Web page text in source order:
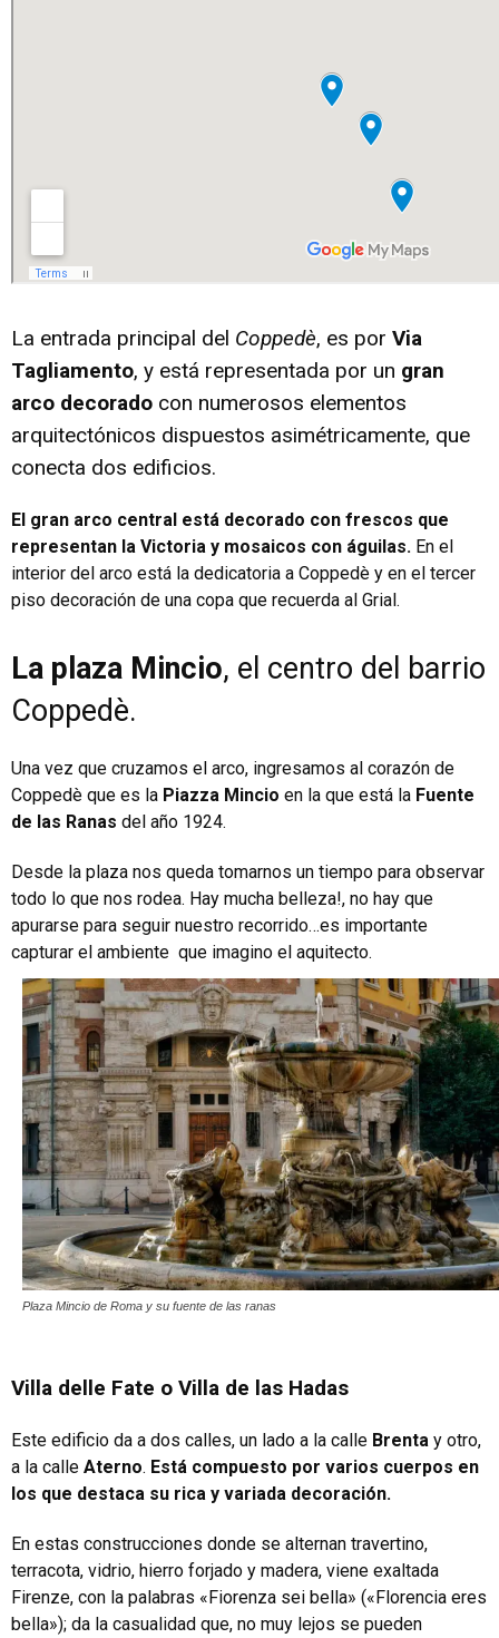
La entrada principal del Coppedè, es por Via
Tagliamento, y está representada por un gran
arco decorado con numerosos elementos
arquitectónicos dispuestos asimétricamente, que
conecta dos edificios.
El gran arco central está decorado con frescos que
representan la Victoria y mosaicos con águilas. En el
interior del arco está la dedicatoria a Coppedè y en el tercer
piso decoración de una copa que recuerda al Grial.
La plaza Mincio, el centro del barrio
Coppedè.
Una vez que cruzamos el arco, ingresamos al corazón de
Coppedè que es la Piazza Mincio en la que está la Fuente
de las Ranas del año 1924.
Desde la plaza nos queda tomarnos un tiempo para observar
todo lo que nos rodea. Hay mucha belleza!, no hay que
apurarse para seguir nuestro recorrido…es importante
capturar el ambiente que imagino el aquitecto.
Plaza Mincio de Roma y su fuente de las ranas
Villa delle Fate o Villa de las Hadas
Este edificio da a dos calles, un lado a la calle Brenta y otro,
a la calle Aterno. Está compuesto por varios cuerpos en
los que destaca su rica y variada decoración.
En estas construcciones donde se alternan travertino,
terracota, vidrio, hierro forjado y madera, viene exaltada
Firenze, con la palabras «Fiorenza sei bella» («Florencia eres
bella»); da la casualidad que, no muy lejos se pueden